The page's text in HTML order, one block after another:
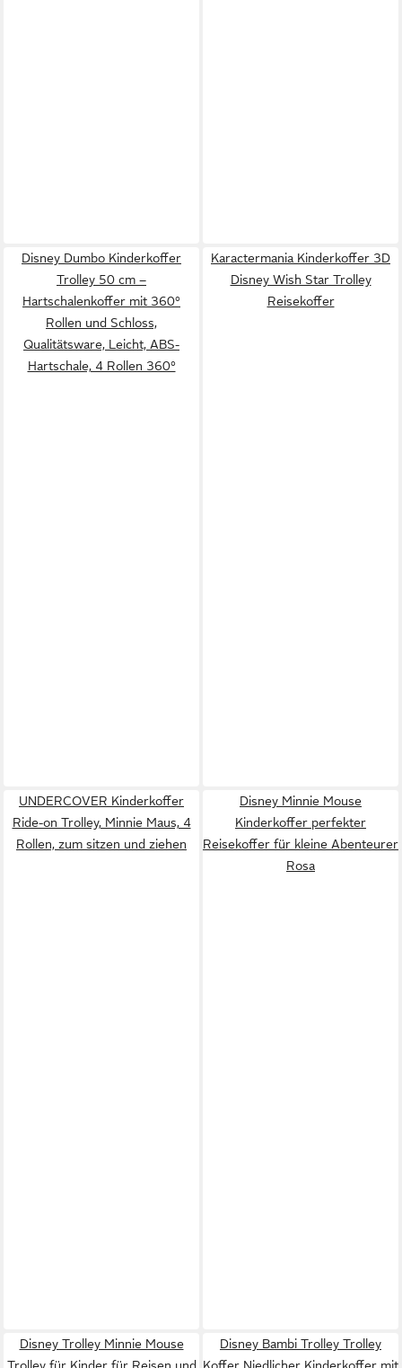
Disney Dumbo Kinderkoffer
Trolley 50 cm –
Hartschalenkoffer mit 360°
Rollen und Schloss,
Qualitätsware, Leicht, ABS-
Hartschale, 4 Rollen 360°
Karactermania Kinderkoffer 3D
Disney Wish Star Trolley
Reisekoffer
UNDERCOVER Kinderkoffer
Ride-on Trolley, Minnie Maus, 4
Rollen, zum sitzen und ziehen
Disney Minnie Mouse
Kinderkoffer perfekter
Reisekoffer für kleine Abenteurer
Rosa
Disney Trolley Minnie Mouse
Trolley für Kinder für Reisen und
Disney Bambi Trolley Trolley
Koffer Niedlicher Kinderkoffer mit